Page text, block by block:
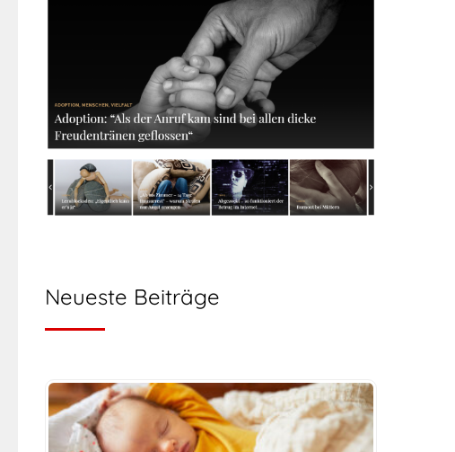
Neueste Beiträge